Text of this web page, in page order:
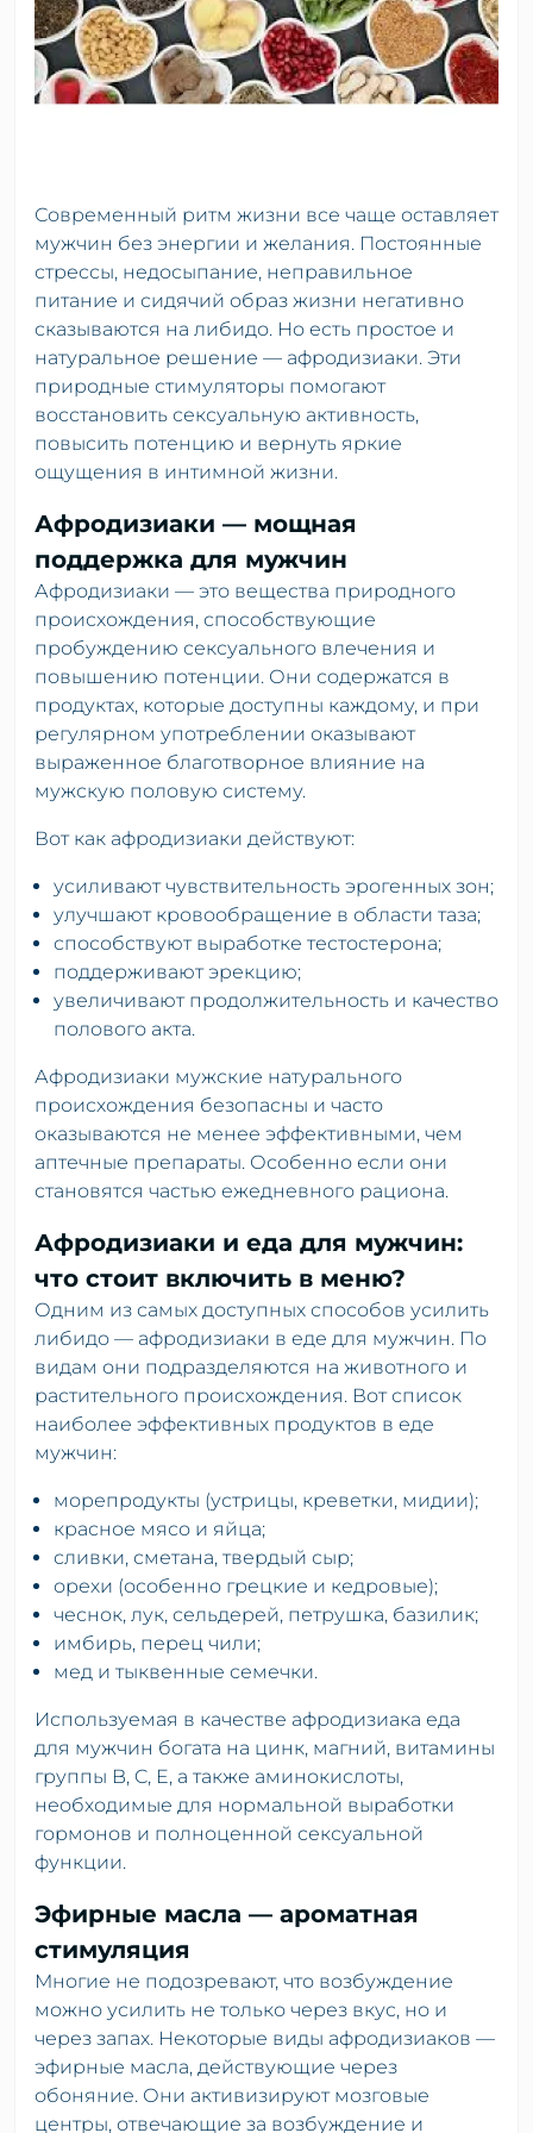
Современный ритм жизни все чаще оставляет
мужчин без энергии и желания. Постоянные
стрессы, недосыпание, неправильное
питание и сидячий образ жизни негативно
сказываются на либидо. Но есть простое и
натуральное решение — афродизиаки. Эти
природные стимуляторы помогают
восстановить сексуальную активность,
повысить потенцию и вернуть яркие
ощущения в интимной жизни.
Афродизиаки — мощная
поддержка для мужчин
Афродизиаки — это вещества природного
происхождения, способствующие
пробуждению сексуального влечения и
повышению потенции. Они содержатся в
продуктах, которые доступны каждому, и при
регулярном употреблении оказывают
выраженное благотворное влияние на
мужскую половую систему.
Вот как афродизиаки действуют:
усиливают чувствительность эрогенных зон;
улучшают кровообращение в области таза;
способствуют выработке тестостерона;
поддерживают эрекцию;
увеличивают продолжительность и качество
полового акта.
Афродизиаки мужские натурального
происхождения безопасны и часто
оказываются не менее эффективными, чем
аптечные препараты. Особенно если они
становятся частью ежедневного рациона.
Афродизиаки и еда для мужчин:
что стоит включить в меню?
Одним из самых доступных способов усилить
либидо — афродизиаки в еде для мужчин. По
видам они подразделяются на животного и
растительного происхождения. Вот список
наиболее эффективных продуктов в еде
мужчин:
морепродукты (устрицы, креветки, мидии);
красное мясо и яйца;
сливки, сметана, твердый сыр;
орехи (особенно грецкие и кедровые);
чеснок, лук, сельдерей, петрушка, базилик;
имбирь, перец чили;
мед и тыквенные семечки.
Используемая в качестве афродизиака еда
для мужчин богата на цинк, магний, витамины
группы B, C, E, а также аминокислоты,
необходимые для нормальной выработки
гормонов и полноценной сексуальной
функции.
Эфирные масла — ароматная
стимуляция
Многие не подозревают, что возбуждение
можно усилить не только через вкус, но и
через запах. Некоторые виды афродизиаков —
эфирные масла, действующие через
обоняние. Они активизируют мозговые
центры, отвечающие за возбуждение и